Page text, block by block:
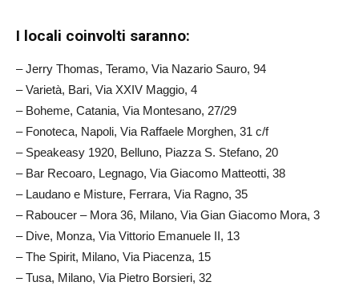
I locali coinvolti saranno:
– Jerry Thomas, Teramo, Via Nazario Sauro, 94
– Varietà, Bari, Via XXIV Maggio, 4
– Boheme, Catania, Via Montesano, 27/29
– Fonoteca, Napoli, Via Raffaele Morghen, 31 c/f
– Speakeasy 1920, Belluno, Piazza S. Stefano, 20
– Bar Recoaro, Legnago, Via Giacomo Matteotti, 38
– Laudano e Misture, Ferrara, Via Ragno, 35
– Raboucer – Mora 36, Milano, Via Gian Giacomo Mora, 3
– Dive, Monza, Via Vittorio Emanuele II, 13
– The Spirit, Milano, Via Piacenza, 15
– Tusa, Milano, Via Pietro Borsieri, 32